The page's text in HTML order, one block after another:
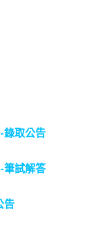
錄取公告
筆試解答
告